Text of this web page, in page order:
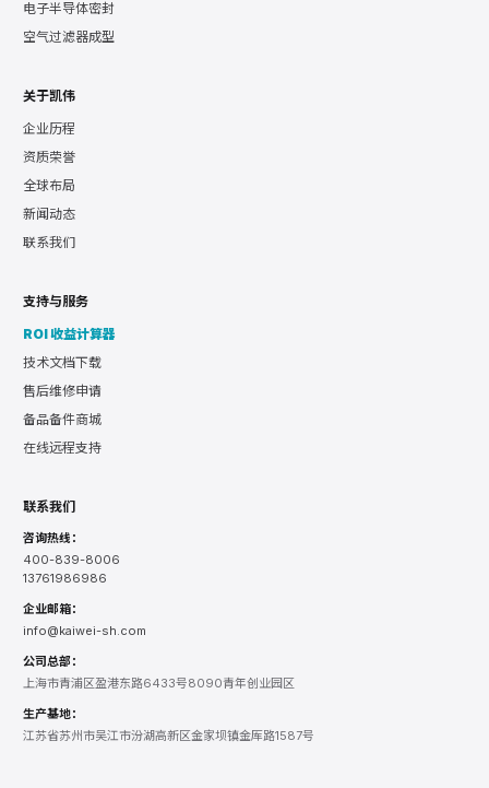
电子半导体密封
空气过滤器成型
关于凯伟
企业历程
资质荣誉
全球布局
新闻动态
联系我们
支持与服务
ROI 收益计算器
技术文档下载
售后维修申请
备品备件商城
在线远程支持
联系我们
咨询热线：
400-839-8006
13761986986
企业邮箱：
info@kaiwei-sh.com
公司总部：
上海市青浦区盈港东路6433号8090青年创业园区
生产基地：
江苏省苏州市吴江市汾湖高新区金家坝镇金厍路1587号